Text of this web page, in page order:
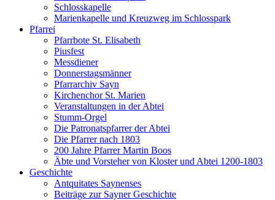
Schlosskapelle
Marienkapelle und Kreuzweg im Schlosspark
Pfarrei
Pfarrbote St. Elisabeth
Piusfest
Messdiener
Donnerstagsmänner
Pfarrarchiv Sayn
Kirchenchor St. Marien
Veranstaltungen in der Abtei
Stumm-Orgel
Die Patronatspfarrer der Abtei
Die Pfarrer nach 1803
200 Jahre Pfarrer Martin Boos
Äbte und Vorsteher von Kloster und Abtei 1200-1803
Geschichte
Antquitates Saynenses
Beiträge zur Sayner Geschichte